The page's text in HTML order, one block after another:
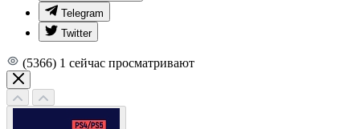
Telegram
Twitter
(5366) 1 сейчас просматривают